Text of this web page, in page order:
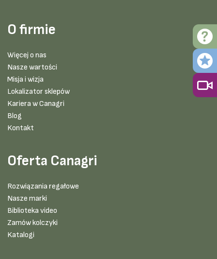
O firmie
Więcej o nas
Nasze wartości
Misja i wizja
Lokalizator sklepów
Kariera w Canagri
Blog
Kontakt
Oferta Canagri
Rozwiązania regałowe
Nasze marki
Biblioteka video
Zamów kolczyki
Katalogi